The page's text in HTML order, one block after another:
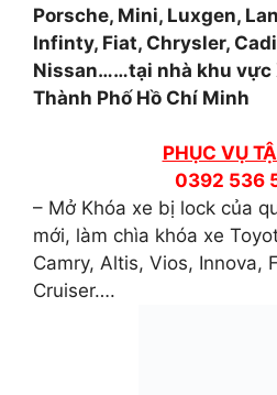
Porsche, Mini, Luxgen,
Infinty, Fiat, Chrysler,
Nissan……tại nhà khu vực
Thành Phố Hồ Chí Minh
PHỤC VỤ
0392 536
– Mở Khóa xe bị lock của
mới, làm chìa khóa xe
Camry, Altis, Vios, Innova,
Cruiser….